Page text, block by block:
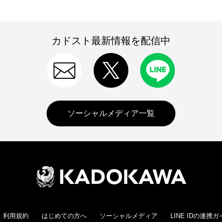
カドスト最新情報を配信中
ソーシャルメディア一覧
利用規約 はじめての方へ ソーシャルメディア LINE IDの連携ガ